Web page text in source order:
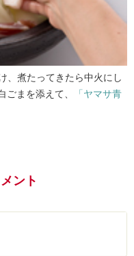
、煮たってきたら中火にし
まを添えて、
「ヤマサ青
ント